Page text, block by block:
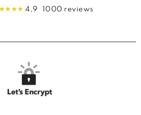
4,9 1000 reviews